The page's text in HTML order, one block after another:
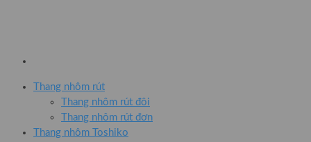
Thang nhôm rút
Thang nhôm rút đôi
Thang nhôm rút đơn
Thang nhôm Toshiko